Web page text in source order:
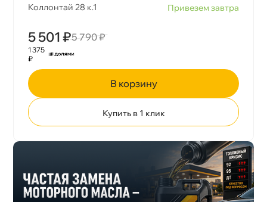
Коллонтай 28 к.1
Привезем завтра
5 501 ₽5 790 ₽
1 375
₽
корзину
Купить в 1 клик